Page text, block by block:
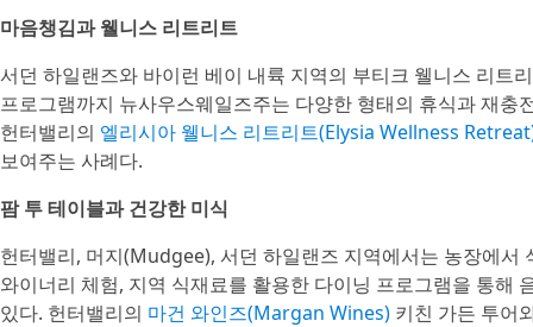
마음챙김과 웰니스 리트리트
서던 하일랜즈와 바이런 베이 내륙 지역의 부티크 웰니스 리
프로그램까지 뉴사우스웨일즈주는 다양한 형태의 휴식과 재충
헌터밸리의 엘리시아 웰니스 리트리트(Elysia Wellness
보여주는 사례다.
팜 투 테이블과 건강한 미식
헌터밸리, 머지(Mudgee), 서던 하일랜즈 지역에서는 농장에
와이너리 체험, 지역 식재료를 활용한 다이닝 프로그램을 통해
있다. 헌터밸리의 마건 와인즈(Margan Wines) 키친 가든 투어